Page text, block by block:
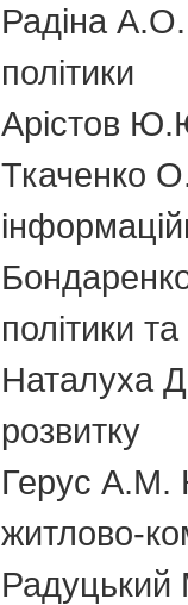
Радіна А.О.
політики
Арістов
Ткаченко
політики
Наталуха
розвитку
Герус А.М.
житлово-
Радуцький